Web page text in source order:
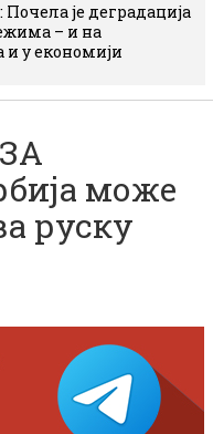
је деградација
– и на
у економији
може
руску